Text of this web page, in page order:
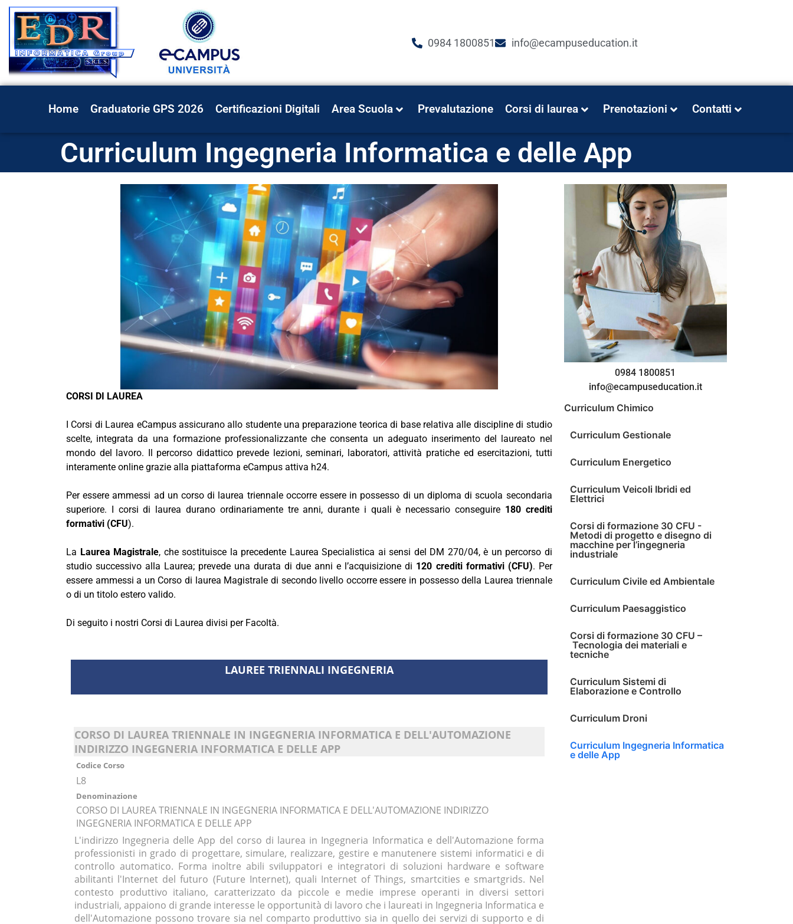
0984 1800851 info@ecampuseducation.it
Home Graduatorie GPS 2026 Certificazioni Digitali Area Scuola Prevalutazione Corsi di laurea Prenotazioni Contatti
Curriculum Ingegneria Informatica e delle App
CORSI DI LAUREA
I Corsi di Laurea eCampus assicurano allo studente una preparazione teorica di base relativa alle discipline di studio
scelte, integrata da una formazione professionalizzante che consenta un adeguato inserimento del laureato nel
mondo del lavoro. Il percorso didattico prevede lezioni, seminari, laboratori, attività pratiche ed esercitazioni, tutti
interamente online grazie alla piattaforma eCampus attiva h24.
Per essere ammessi ad un corso di laurea triennale occorre essere in possesso di un diploma di scuola secondaria
superiore. I corsi di laurea durano ordinariamente tre anni, durante i quali è necessario conseguire 180 crediti
formativi (CFU).
La Laurea Magistrale, che sostituisce la precedente Laurea Specialistica ai sensi del DM 270/04, è un percorso di
studio successivo alla Laurea; prevede una durata di due anni e l’acquisizione di 120 crediti formativi (CFU). Per
essere ammessi a un Corso di laurea Magistrale di secondo livello occorre essere in possesso della Laurea triennale
o di un titolo estero valido.
Di seguito i nostri Corsi di Laurea divisi per Facoltà.
0984 1800851
info@ecampuseducation.it
Curriculum Chimico
Curriculum Gestionale
Curriculum Energetico
Curriculum Veicoli Ibridi ed
Elettrici
Corsi di formazione 30 CFU -
Metodi di progetto e disegno di
macchine per l’ingegneria
industriale
Curriculum Civile ed Ambientale
Curriculum Paesaggistico
Corsi di formazione 30 CFU –
Tecnologia dei materiali e
tecniche
Curriculum Sistemi di
Elaborazione e Controllo
Curriculum Droni
Curriculum Ingegneria Informatica
e delle App